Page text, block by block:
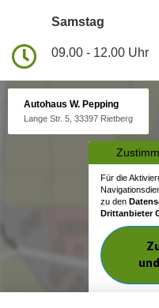
Samstag
09.00 - 12.00 Uhr
Autohaus W. Pepping
Lange Str. 5, 33397 Rietberg
Für die
zu den
Drittanbieter